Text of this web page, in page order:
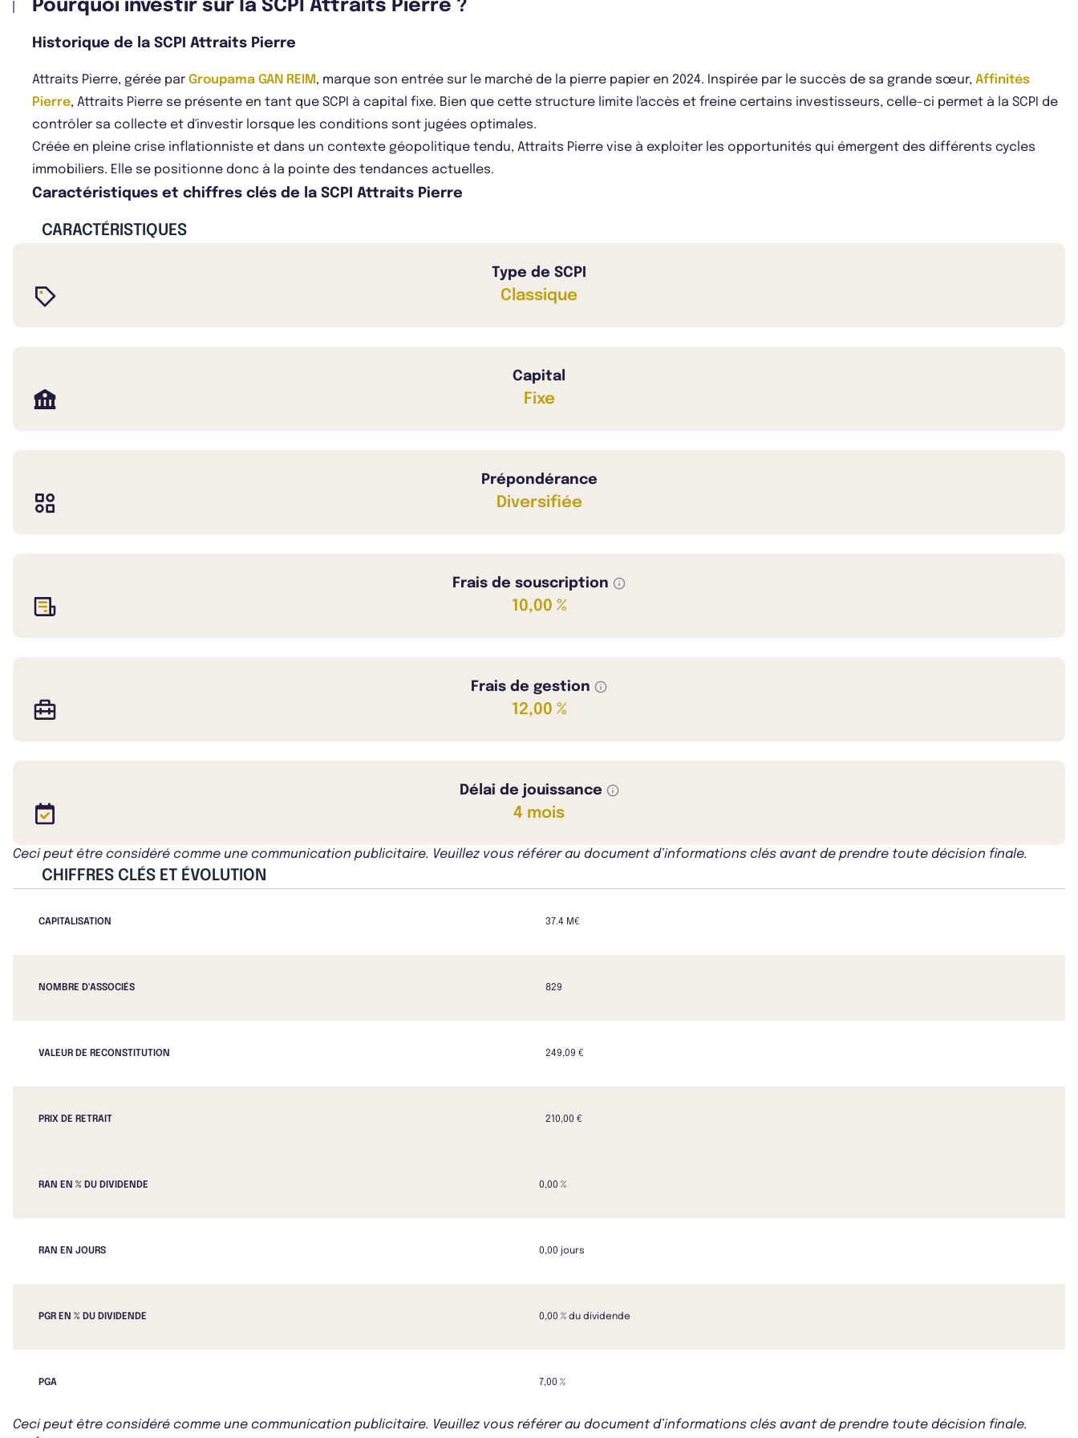
Pourquoi investir sur la SCPI Attraits Pierre ?
Historique de la SCPI Attraits Pierre
Attraits Pierre, gérée par Groupama GAN REIM , marque son entrée sur le marché de la pierre papier en 2024. Inspirée par le succès de sa grande sœur, Affinités
Pierre, Attraits Pierre se présente en tant que SCPI à capital fixe. Bien que cette structure limite l'accès et freine certains investisseurs, celle-ci permet à la SCPI de
contrôler sa collecte et d'investir lorsque les conditions sont jugées optimales.
Créée en pleine crise inflationniste et dans un contexte géopolitique tendu, Attraits Pierre vise à exploiter les opportunités qui émergent des différents cycles
immobiliers. Elle se positionne donc à la pointe des tendances actuelles.
Caractéristiques et chiffres clés de la SCPI Attraits Pierre
CARACTÉRISTIQUES
Type de SCPI
Classique
Capital
Fixe
Prépondérance
Diversifiée
Frais de souscription
10,00 %
Frais de gestion
12,00 %
Délai de jouissance
4 mois
Ceci peut être considéré comme une communication publicitaire. Veuillez vous référer au document d’informations clés avant de prendre toute décision finale.
CHIFFRES CLÉS ET ÉVOLUTION
CAPITALISATION 37.4 M€
NOMBRE D'ASSOCIÉS 829
VALEUR DE RECONSTITUTION 249,09 €
PRIX DE RETRAIT 210,00 €
RAN EN % DU DIVIDENDE 0,00 %
RAN EN JOURS 0,00 jours
PGR EN % DU DIVIDENDE 0,00 % du dividende
PGA 7,00 %
Ceci peut être considéré comme une communication publicitaire. Veuillez vous référer au document d’informations clés avant de prendre toute décision finale.